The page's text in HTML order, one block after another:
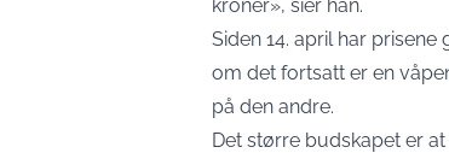
kroner», sier han.
Siden 14. april har
om det fortsatt er en
på den andre.
Det større budskapet er